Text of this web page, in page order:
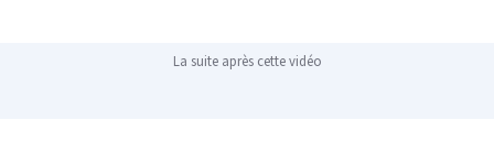
La suite après cette vidéo